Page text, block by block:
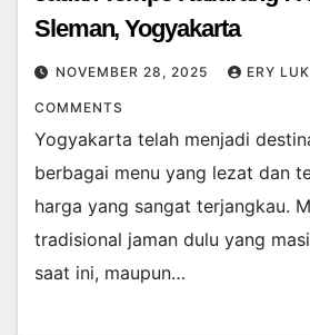
Sleman, Yogyakarta
NOVEMBER 28, 2025 ERY
COMMENTS
Yogyakarta telah menjadi
berbagai menu yang lezat dan
harga yang sangat terjangkau.
tradisional jaman dulu yang
saat ini, maupun…